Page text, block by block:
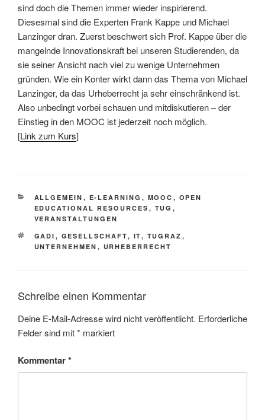
sind doch die Themen immer wieder inspirierend.
Diesesmal sind die Experten Frank Kappe und Michael
Lanzinger dran. Zuerst beschwert sich Prof. Kappe über die
mangelnde Innovationskraft bei unseren Studierenden, da
sie seiner Ansicht nach viel zu wenige Unternehmen
gründen. Wie ein Konter wirkt dann das Thema von Michael
Lanzinger, da das Urheberrecht ja sehr einschränkend ist.
Also unbedingt vorbei schauen und mitdiskutieren – der
Einstieg in den MOOC ist jederzeit noch möglich.
[Link zum Kurs]
KATEGORIEN
ALLGEMEIN , E-LEARNING , MOOC , OPEN
EDUCATIONAL RESOURCES , TUG ,
VERANSTALTUNGEN
SCHLAGWÖRTER
GADI , GESELLSCHAFT, IT, TUGRAZ ,
UNTERNEHMEN , URHEBERRECHT
Schreibe einen Kommentar
Deine E-Mail-Adresse wird nicht veröffentlicht. Erforderliche
Felder sind mit* markiert
Kommentar*